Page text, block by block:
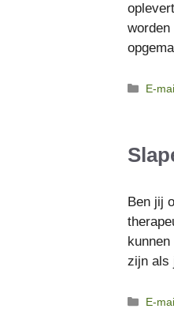
E-
Ben jij
zijn als
E-